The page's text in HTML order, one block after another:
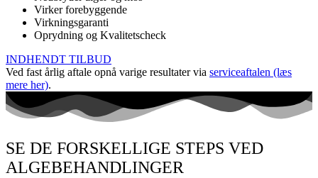
Virker forebyggende
Virkningsgaranti
Oprydning og Kvalitetscheck
INDHENDT TILBUD
Ved fast årlig aftale opnå varige resultater via serviceaftalen (læs
mere her).
SE DE FORSKELLIGE STEPS VED
ALGEBEHANDLINGER